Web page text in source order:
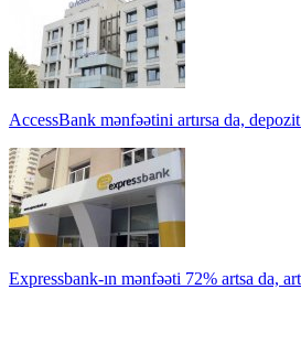
AccessBank mənfəətini artırsa da,
Expressbank-ın mənfəəti 72% artsa da,